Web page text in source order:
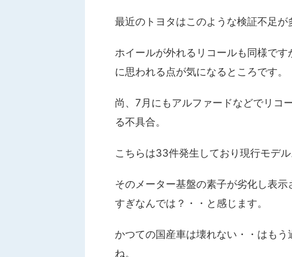
最近のトヨタはこのような検証不足が
ホイールが外れるリコールも同様で
に思われる点が気になるところです。
尚、7月にもアルファードなどでリコ
る不具合。
こちらは33件発生しており現行モデル
そのメーター基盤の素子が劣化し表
すぎなんでは？・・と感じます。
かつての国産車は壊れない・・はも
ね。